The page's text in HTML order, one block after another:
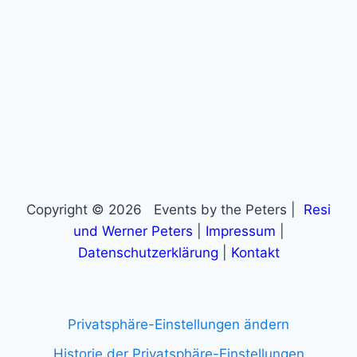
Copyright © 2026 Events by the Peters |
Resi
und Werner Peters
Impressum
Datenschutzerklärung
Kontakt
Privatsphäre-Einstellungen ändern
Historie der Privatsphäre-Einstellungen